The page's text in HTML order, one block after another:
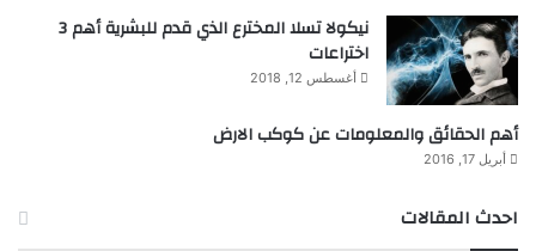
نيكولا تسلا المخترع الذي قدم للبشرية أهم 3
اختراعات
أغسطس 12, 2018
أهم الحقائق والمعلومات عن كوكب الارض
أبريل 17, 2016
احدث المقالات